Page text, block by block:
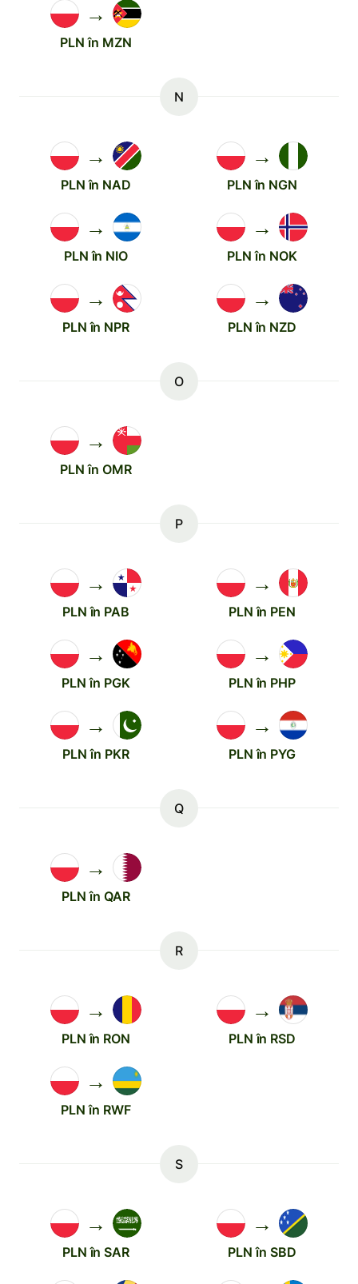
→
PLN în MZN
N
→
PLN în NAD
→
PLN în NGN
→
PLN în NIO
→
PLN în NOK
→
PLN în NPR
→
PLN în NZD
O
→
PLN în OMR
P
→
PLN în PAB
→
PLN în PEN
→
PLN în PGK
→
PLN în PHP
→
PLN în PKR
→
PLN în PYG
Q
→
PLN în QAR
R
→
PLN în RON
→
PLN în RSD
→
PLN în RWF
S
→
PLN în SAR
→
PLN în SBD